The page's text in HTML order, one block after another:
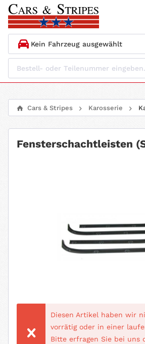
1. HERSTELLER
4. MOTORTYP
Cars & Stripes Karosserie
Fensterschachtleisten
Diesen Artikel haben wir
vorrätig oder in einer
Bitte erfragen Sie bei uns